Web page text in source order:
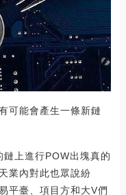
可能會產生一條新鏈
上進行POW出塊真的
業內對此也眾說紛
平臺、項目方和大V們